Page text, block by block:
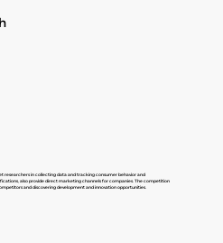
researchers in collecting data and tracking consumer behavior and
also provide direct marketing channels for companies. The competition
and discovering development and innovation opportunities.